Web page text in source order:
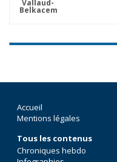
Accueil
Mentions légales
Tous les contenus
Chroniques hebdo